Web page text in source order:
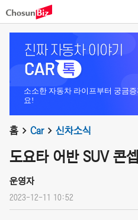
소소한 자동차 라이프부터 궁금
요!
홈 Car 신차소식
도요타 어반 SUV 콘
운영자
2023-12-11 10:52